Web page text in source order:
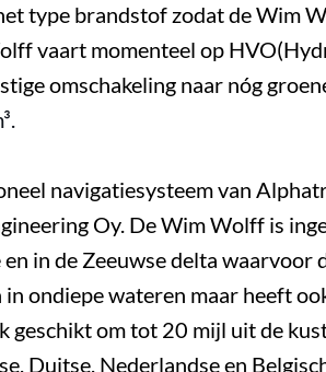
type brandstof zodat de Wim
vaart momenteel op
omschakeling naar nóg
navigatiesysteem van
Oy. De Wim Wolff is
in de Zeeuwse delta
ondiepe wateren maar heeft
geschikt om tot 20 mijl uit de
Duitse, Nederlandse en